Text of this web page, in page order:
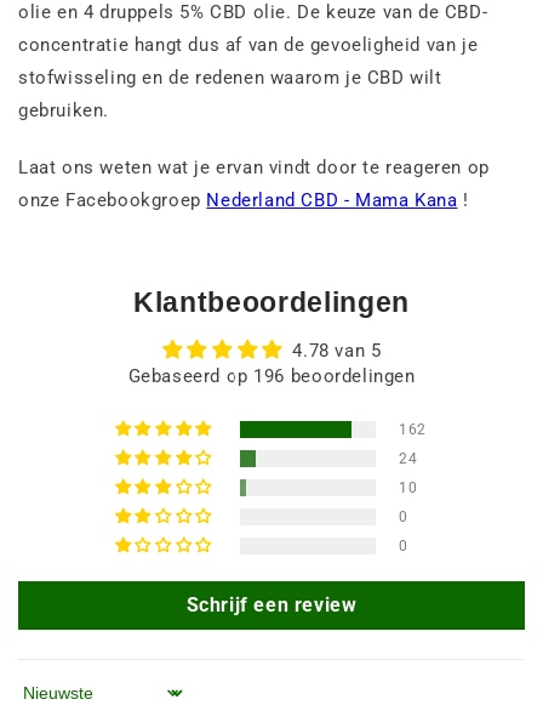
olie en 4 druppels 5% CBD olie. De keuze van de CBD-
concentratie hangt dus af van de gevoeligheid van je
stofwisseling en de redenen waarom je CBD wilt
gebruiken.
Laat ons weten wat je ervan vindt door te reageren op
onze Facebookgroep Nederland CBD - Mama Kana !
Klantbeoordelingen
4.78 van 5
Gebaseerd op 196 beoordelingen
162
24
10
0
0
Schrijf een review